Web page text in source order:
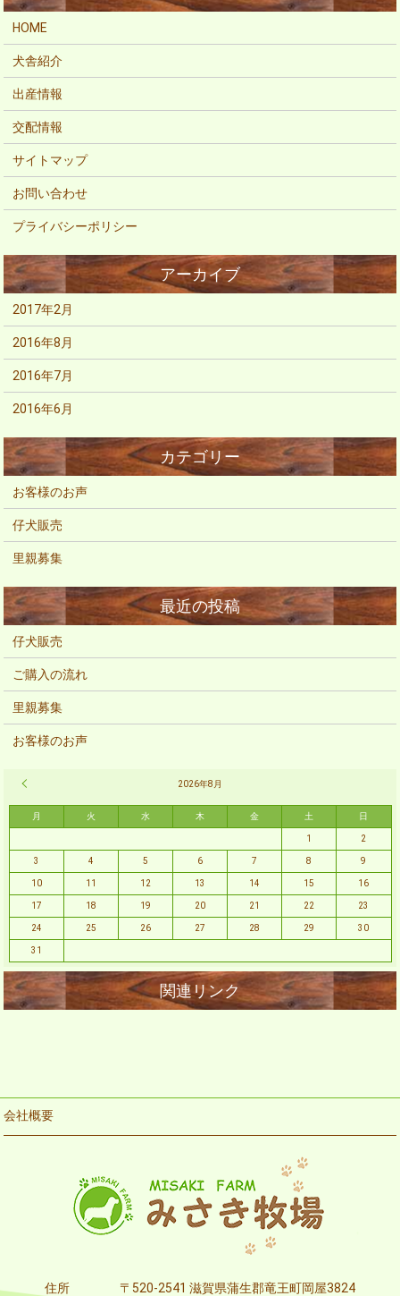
HOME
犬舎紹介
出産情報
交配情報
サイトマップ
お問い合わせ
プライバシーポリシー
2017年2月
2016年8月
2016年7月
2016年6月
お客様のお声
仔犬販売
里親募集
仔犬販売
ご購入の流れ
里親募集
お客様のお声
2026年8月
月 火 水 木 金 土 日
1 2
3 4 5 6 7 8 9
10 11 12 13 14 15 16
17 18 19 20 21 22 23
24 25 26 27 28 29 30
31
会社概要
住所 〒520-2541 滋賀県蒲生郡竜王町岡屋3824